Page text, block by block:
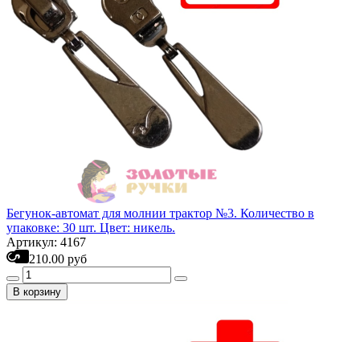
Бегунок-автомат для молнии трактор №3. Количество в
упаковке: 30 шт. Цвет: никель.
Артикул: 4167
210.00 руб
В корзину